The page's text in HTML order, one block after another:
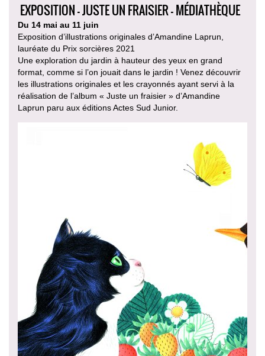
EXPOSITION - JUSTE UN FRAISIER - MÉDIATHÈQUE
Du 14 mai au 11 juin
Exposition d’illustrations originales d’Amandine Laprun,
lauréate du Prix sorcières 2021
Une exploration du jardin à hauteur des yeux en grand
format, comme si l’on jouait dans le jardin ! Venez découvrir
les illustrations originales et les crayonnés ayant servi à la
réalisation de l’album « Juste un fraisier » d’Amandine
Laprun paru aux éditions Actes Sud Junior.